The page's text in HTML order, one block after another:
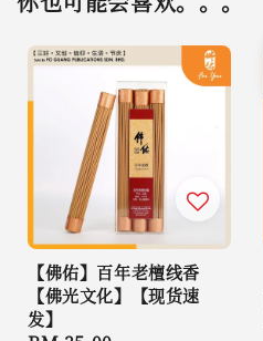
【佛佑】百年老檀线香
【佛光文化】【现货速
发】